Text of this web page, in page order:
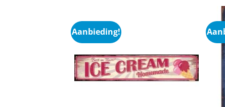
Aanbieding!